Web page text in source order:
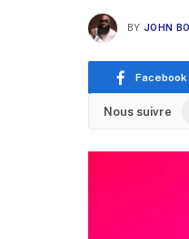
BY JOHN
Facebook
Nous suivre